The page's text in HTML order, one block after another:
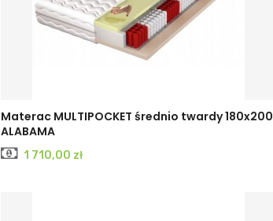
Materac MULTIPOCKET średnio twardy 180x200
ALABAMA
Cena
1 710,00 zł